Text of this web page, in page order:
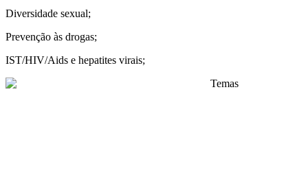
Diversidade sexual;
Prevenção às drogas;
IST/HIV/Aids e hepatites virais;